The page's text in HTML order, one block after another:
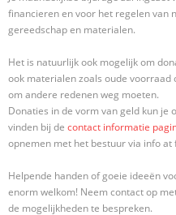
financieren en voor het regelen van
gereedschap en materialen.
Het is natuurlijk ook mogelijk om
ook materialen zoals oude voorraad
om andere redenen weg moeten.
Donaties in de vorm van geld kun je
vinden bij de contact informatie
opnemen met het bestuur via info at
Helpende handen of goeie ideeën
enorm welkom! Neem contact op
de mogelijkheden te bespreken.